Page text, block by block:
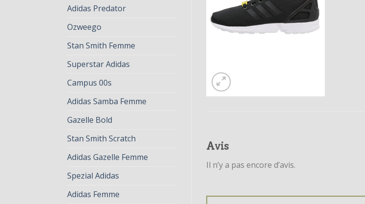
Adidas Predator
Ozweego
Stan Smith Femme
Superstar Adidas
Campus 00s
Adidas Samba Femme
Gazelle Bold
Stan Smith Scratch
Adidas Gazelle Femme
Spezial Adidas
Adidas Femme
Avis
Il n’y a pas encore d’avis.